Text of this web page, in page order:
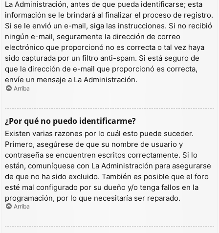
La Administración, antes de que pueda identificarse; esta
información se le brindará al finalizar el proceso de registro.
Si se le envió un e-mail, siga las instrucciones. Si no recibió
ningún e-mail, seguramente la dirección de correo
electrónico que proporcionó no es correcta o tal vez haya
sido capturada por un filtro anti-spam. Si está seguro de
que la dirección de e-mail que proporcionó es correcta,
envíe un mensaje a La Administración.
Arriba
¿Por qué no puedo identificarme?
Existen varias razones por lo cuál esto puede suceder.
Primero, asegúrese de que su nombre de usuario y
contraseña se encuentren escritos correctamente. Si lo
están, comuníquese con La Administración para asegurarse
de que no ha sido excluido. También es posible que el foro
esté mal configurado por su dueño y/o tenga fallos en la
programación, por lo que necesitaría ser reparado.
Arriba